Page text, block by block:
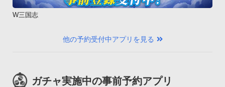
W三国志
他の予約受付中アプリを見る
ガチャ実施中の事前予約アプリ